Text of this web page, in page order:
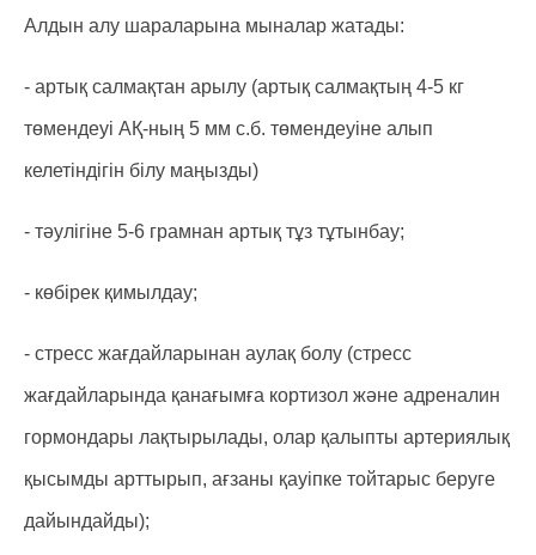
Алдын алу шараларына мыналар жатады:
- артық салмақтан арылу (артық салмақтың 4-5 кг
төмендеуі АҚ-ның 5 мм с.б. төмендеуіне алып
келетіндігін білу маңызды)
- тәулігіне 5-6 грамнан артық тұз тұтынбау;
- көбірек қимылдау;
- стресс жағдайларынан аулақ болу (стресс
жағдайларында қанағымға кортизол және адреналин
гормондары лақтырылады, олар қалыпты артериялық
қысымды арттырып, ағзаны қауіпке тойтарыс беруге
дайындайды);